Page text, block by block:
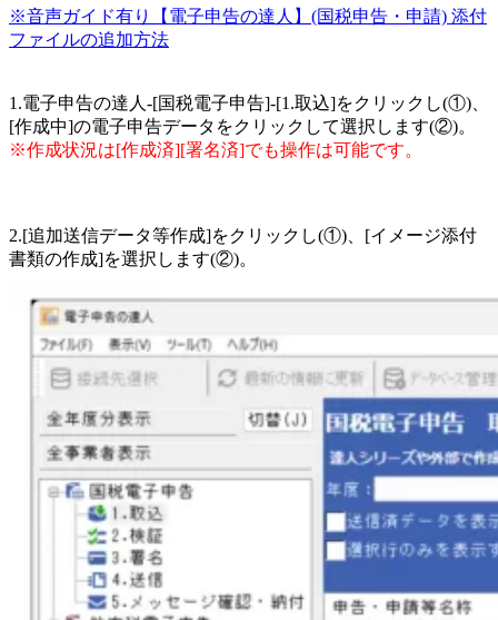
※音声ガイド有り【電子申告の達人】(国税申告・申請) 添付
ファイルの追加方法
1.電子申告の達人-[国税電子申告]-[1.取込]をクリックし(①)、
[作成中]の電子申告データをクリックして選択します(②)。
※作成状況は[作成済][署名済]でも操作は可能です。
2.[追加送信データ等作成]をクリックし(①)、[イメージ添付
書類の作成]を選択します(②)。